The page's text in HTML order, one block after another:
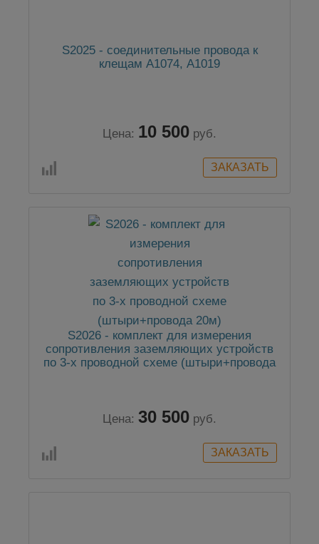
S2025 - соединительные провода к
клещам А1074, А1019
Цена: 10 500 руб.
S2026 - комплект для измерения
сопротивления заземляющих устройств
по 3-х проводной схеме (штыри+провода
Цена: 30 500 руб.